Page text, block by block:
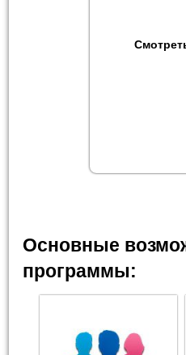
Основные
программы: